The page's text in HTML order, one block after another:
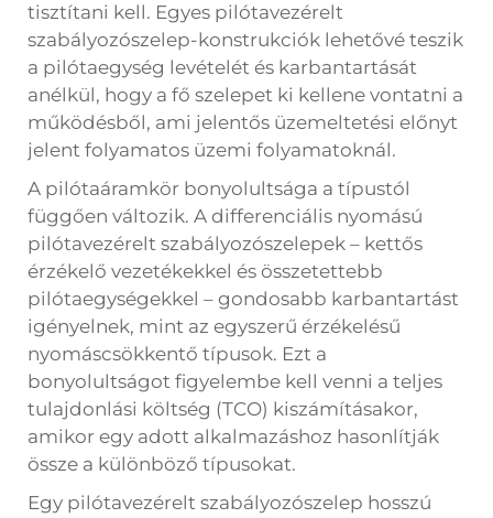
tisztítani kell. Egyes pilótavezérelt
szabályozószelep-konstrukciók lehetővé teszik
a pilótaegység levételét és karbantartását
anélkül, hogy a fő szelepet ki kellene vontatni a
működésből, ami jelentős üzemeltetési előnyt
jelent folyamatos üzemi folyamatoknál.
A pilótaáramkör bonyolultsága a típustól
függően változik. A differenciális nyomású
pilótavezérelt szabályozószelepek – kettős
érzékelő vezetékekkel és összetettebb
pilótaegységekkel – gondosabb karbantartást
igényelnek, mint az egyszerű érzékelésű
nyomáscsökkentő típusok. Ezt a
bonyolultságot figyelembe kell venni a teljes
tulajdonlási költség (TCO) kiszámításakor,
amikor egy adott alkalmazáshoz hasonlítják
össze a különböző típusokat.
Egy pilótavezérelt szabályozószelep hosszú